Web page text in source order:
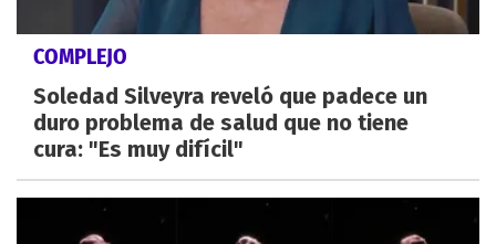
COMPLEJO
Soledad Silveyra reveló que padece un
duro problema de salud que no tiene
cura: "Es muy difícil"